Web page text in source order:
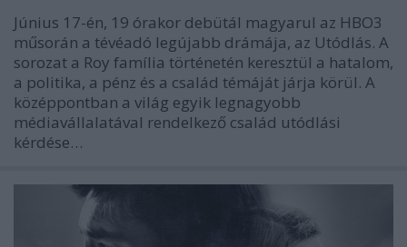
Június 17-én, 19 órakor debütál magyarul az HBO3
műsorán a tévéadó legújabb drámája, az Utódlás. A
sorozat a Roy família történetén keresztül a hatalom,
a politika, a pénz és a család témáját járja körül. A
középpontban a világ egyik legnagyobb
médiavállalatával rendelkező család utódlási
kérdése…